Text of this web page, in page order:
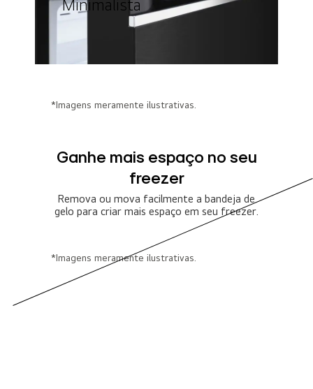
Minimalista
*Imagens meramente ilustrativas.
Ganhe mais espaço no seu
freezer
Remova ou mova facilmente a bandeja de
gelo para criar mais espaço em seu freezer.
*Imagens meramente ilustrativas.